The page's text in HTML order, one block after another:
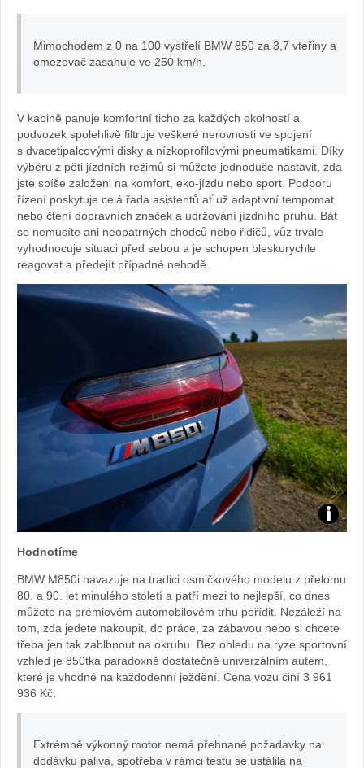
Mimochodem z 0 na 100 vystřelí BMW 850 za 3,7 vteřiny a
omezovač zasahuje ve 250 km/h.
V kabině panuje komfortní ticho za každých okolností a
podvozek spolehlivě filtruje veškeré nerovnosti ve spojení
s dvacetipalcovými disky a nízkoprofilovými pneumatikami. Díky
výběru z pěti jízdních režimů si můžete jednoduše nastavit, zda
jste spíše založeni na komfort, eko-jízdu nebo sport. Podporu
řízení poskytuje celá řada asistentů ať už adaptivní tempomat
nebo čtení dopravních značek a udržování jízdního pruhu. Bát
se nemusíte ani neopatrných chodců nebo řidičů, vůz trvale
vyhodnocuje situaci před sebou a je schopen bleskurychle
reagovat a předejít případné nehodě.
Foto:
Kvášová
Hodnotíme
BMW M850i navazuje na tradici osmičkového modelu z přelomu
80. a 90. let minulého století a patří mezi to nejlepší, co dnes
můžete na prémiovém automobilovém trhu pořídit. Nezáleží na
tom, zda jedete nakoupit, do práce, za zábavou nebo si chcete
třeba jen tak zablbnout na okruhu. Bez ohledu na ryze sportovní
vzhled je 850tka paradoxně dostatečně univerzálním autem,
které je vhodné na každodenní ježdění. Cena vozu činí 3 961
936 Kč.
Extrémně výkonný motor nemá přehnané požadavky na
dodávku paliva, spotřeba v rámci testu se ustálila na